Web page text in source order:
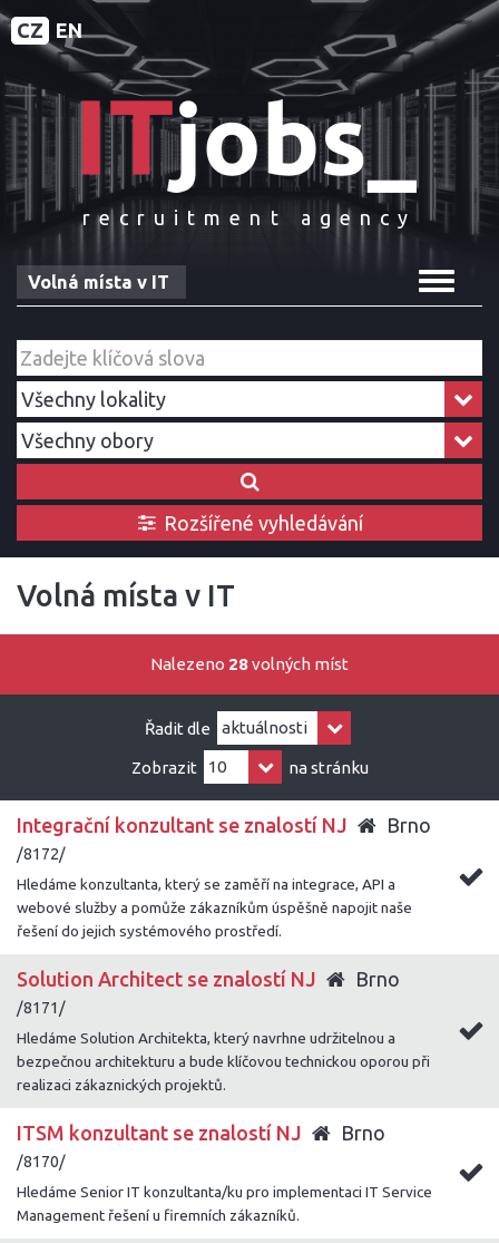
CZ EN
recruitment agency
Toggle
Volná místa v IT
Rozšířené vyhledávání
Volná místa v IT
Nalezeno 28volných míst
Řadit dle
Zobrazit na stránku
Integrační konzultant se znalostí NJ Brno
/8172/
Hledáme konzultanta, který se zaměří na integrace, API a
webové služby a pomůže zákazníkům úspěšně napojit naše
řešení do jejich systémového prostředí.
Solution Architect se znalostí NJ Brno
/8171/
Hledáme Solution Architekta, který navrhne udržitelnou a
bezpečnou architekturu a bude klíčovou technickou oporou při
realizaci zákaznických projektů.
ITSM konzultant se znalostí NJ Brno
/8170/
Hledáme Senior IT konzultanta/ku pro implementaci IT Service
Management řešení u firemních zákazníků.